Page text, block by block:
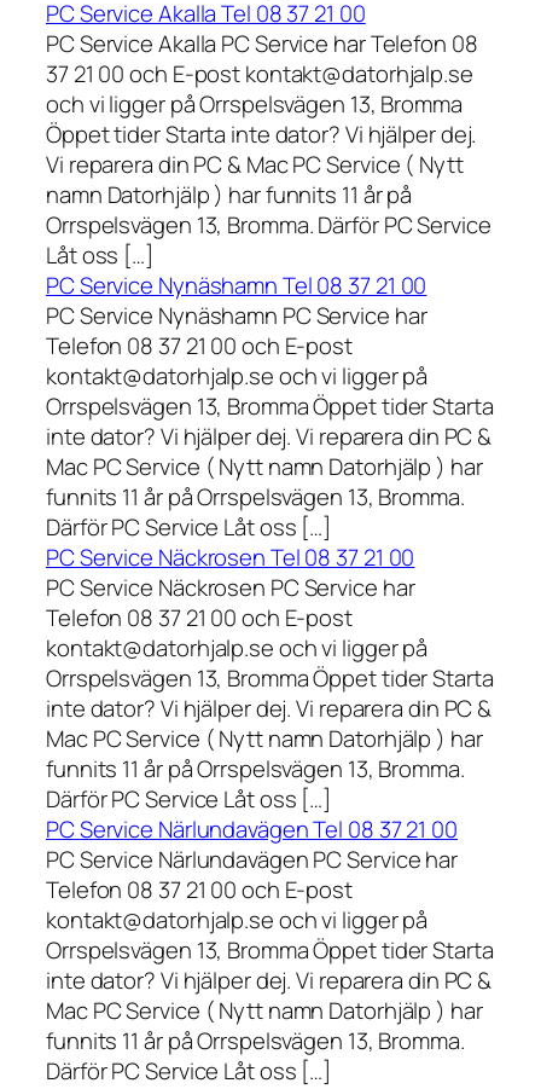
PC Service Akalla Tel 08 37 21 00
PC Service Akalla PC Service har Telefon 08
37 21 00 och E-post kontakt@datorhjalp.se
och vi ligger på Orrspelsvägen 13, Bromma
Öppet tider Starta inte dator? Vi hjälper dej.
Vi reparera din PC & Mac PC Service ( Nytt
namn Datorhjälp ) har funnits 11 år på
Orrspelsvägen 13, Bromma. Därför PC Service
Låt oss […]
PC Service Nynäshamn Tel 08 37 21 00
PC Service Nynäshamn PC Service har
Telefon 08 37 21 00 och E-post
kontakt@datorhjalp.se och vi ligger på
Orrspelsvägen 13, Bromma Öppet tider Starta
inte dator? Vi hjälper dej. Vi reparera din PC &
Mac PC Service ( Nytt namn Datorhjälp ) har
funnits 11 år på Orrspelsvägen 13, Bromma.
Därför PC Service Låt oss […]
PC Service Näckrosen Tel 08 37 21 00
PC Service Näckrosen PC Service har
Telefon 08 37 21 00 och E-post
kontakt@datorhjalp.se och vi ligger på
Orrspelsvägen 13, Bromma Öppet tider Starta
inte dator? Vi hjälper dej. Vi reparera din PC &
Mac PC Service ( Nytt namn Datorhjälp ) har
funnits 11 år på Orrspelsvägen 13, Bromma.
Därför PC Service Låt oss […]
PC Service Närlundavägen Tel 08 37 21 00
PC Service Närlundavägen PC Service har
Telefon 08 37 21 00 och E-post
kontakt@datorhjalp.se och vi ligger på
Orrspelsvägen 13, Bromma Öppet tider Starta
inte dator? Vi hjälper dej. Vi reparera din PC &
Mac PC Service ( Nytt namn Datorhjälp ) har
funnits 11 år på Orrspelsvägen 13, Bromma.
Därför PC Service Låt oss […]